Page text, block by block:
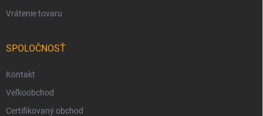
Vrátenie tovaru
SPOLOČNOSŤ
Kontakt
Veľkoobchod
Certifikovaný obchod